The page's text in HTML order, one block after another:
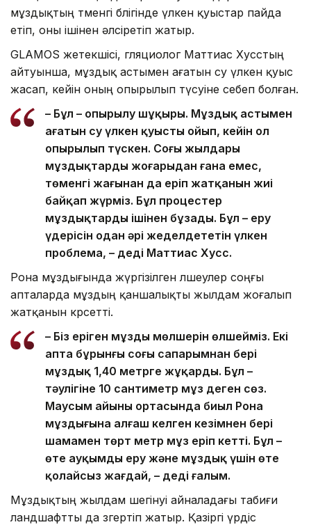
мұздықтың төменгі бөлігінде үлкен қуыстар пайда
етіп, оны ішінен әлсіретіп жатыр.
GLAMOS жетекшісі, гляциолог Маттиас Хусстың
айтуынша, мұздық астымен ағатын су үлкен қуыс
жасап, кейін оның опырылып түсуіне себеп болған.
– Бұл – опырылу шұңқыры. Мұздық астымен
ағатын су үлкен қуысты ойып, кейін ол
опырылып түскен. Соңғы жылдары
мұздықтардың жоғарыдан ғана емес,
төменгі жағынан да еріп жатқанын жиі
байқап жүрміз. Бұл процестер
мұздықтарды ішінен бұзады. Бұл – еру
үдерісін одан әрі жеделдететін үлкен
проблема, – деді Маттиас Хусс.
Рона мұздығында жүргізілген өлшеулер соңғы
апталарда мұздың қаншалықты жылдам жоғалып
жатқанын көрсетті.
– Біз еріген мұздың мөлшерін өлшейміз. Екі
апта бұрынғы соңғы сапарымнан бері
мұздық 1,40 метрге жұқарды. Бұл –
тәулігіне 10 сантиметр мұз деген сөз.
Маусым айының ортасында биыл Рона
мұздығына алғаш келген кезімнен бері
шамамен төрт метр мұз еріп кетті. Бұл –
өте ауқымды еру және мұздық үшін өте
қолайсыз жағдай, – деді ғалым.
Мұздықтың жылдам шегінуі айналадағы табиғи
ландшафтты да өзгертіп жатыр. Қазіргі үрдіс